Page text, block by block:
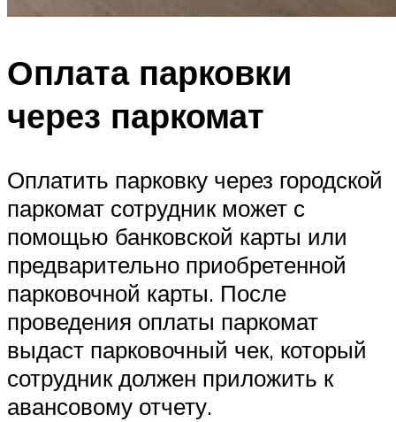
Оплата парковки
через паркомат
Оплатить парковку через городской
паркомат сотрудник может с
помощью банковской карты или
предварительно приобретенной
парковочной карты. После
проведения оплаты паркомат
выдаст парковочный чек, который
сотрудник должен приложить к
авансовому отчету.